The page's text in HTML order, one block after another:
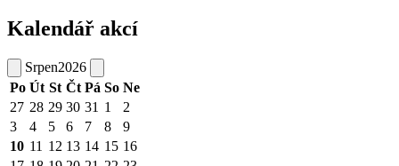
Kalendář akcí
Srpen2026
Po Út St Čt Pá So Ne
27 28 29 30 31 1
2
3
4 5 6 7 8
9
10 11 12 13 14 15 16